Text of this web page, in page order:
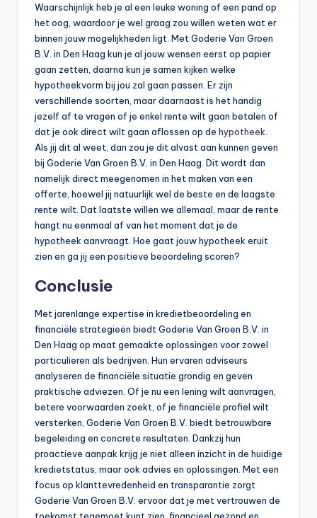
Waarschijnlijk heb je al een leuke woning of een pand op
het oog, waardoor je wel graag zou willen weten wat er
binnen jouw mogelijkheden ligt. Met Goderie Van Groen
B.V. in Den Haag kun je al jouw wensen eerst op papier
gaan zetten, daarna kun je samen kijken welke
hypotheekvorm bij jou zal gaan passen. Er zijn
verschillende soorten, maar daarnaast is het handig
jezelf af te vragen of je enkel rente wilt gaan betalen of
dat je ook direct wilt gaan aflossen op de hypotheek
Als jij dit al weet, dan zou je dit alvast aan kunnen geven
bij Goderie Van Groen B.V. in Den Haag. Dit wordt dan
namelijk direct meegenomen in het maken van een
offerte, hoewel jij natuurlijk wel de beste en de laagste
rente wilt. Dat laatste willen we allemaal, maar de rente
hangt nu eenmaal af van het moment dat je de
hypotheek aanvraagt. Hoe gaat jouw hypotheek eruit
zien en ga jij een positieve beoordeling scoren?
Conclusie
Met jarenlange expertise in kredietbeoordeling en
financiële strategieën biedt Goderie Van Groen B.V. in
Den Haag op maat gemaakte oplossingen voor zowel
particulieren als bedrijven. Hun ervaren adviseurs
analyseren de financiële situatie grondig en geven
praktische adviezen. Of je nu een lening wilt aanvragen,
betere voorwaarden zoekt, of je financiële profiel wilt
versterken, Goderie Van Groen B.V. biedt betrouwbare
begeleiding en concrete resultaten. Dankzij hun
proactieve aanpak krijg je niet alleen inzicht in de huidige
kredietstatus, maar ook advies en oplossingen. Met een
focus op klanttevredenheid en transparantie zorgt
Goderie Van Groen B.V. ervoor dat je met vertrouwen de